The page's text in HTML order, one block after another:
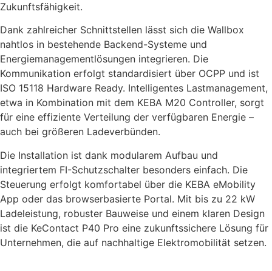
Zukunftsfähigkeit.
Dank zahlreicher Schnittstellen lässt sich die Wallbox
nahtlos in bestehende Backend-Systeme und
Energiemanagementlösungen integrieren. Die
Kommunikation erfolgt standardisiert über OCPP und ist
ISO 15118 Hardware Ready. Intelligentes Lastmanagement,
etwa in Kombination mit dem KEBA M20 Controller, sorgt
für eine effiziente Verteilung der verfügbaren Energie –
auch bei größeren Ladeverbünden.
Die Installation ist dank modularem Aufbau und
integriertem FI-Schutzschalter besonders einfach. Die
Steuerung erfolgt komfortabel über die KEBA eMobility
App oder das browserbasierte Portal. Mit bis zu 22 kW
Ladeleistung, robuster Bauweise und einem klaren Design
ist die KeContact P40 Pro eine zukunftssichere Lösung für
Unternehmen, die auf nachhaltige Elektromobilität setzen.